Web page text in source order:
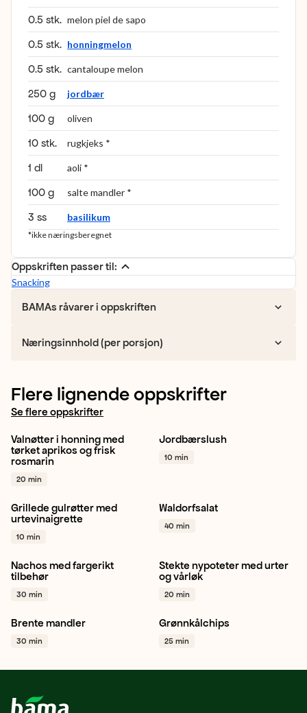
0.5 stk. melon piel de sapo
0.5 stk. honningmelon
0.5 stk. cantaloupe melon
250 g jordbær
100 g oliven
10 stk. rugkjeks *
1 dl aoli *
100 g salte mandler *
3 ss basilikum
*ikke næringsberegnet
Oppskriften passer til:
Snacking
BAMAs råvarer i oppskriften
Næringsinnhold (per porsjon)
Flere lignende oppskrifter
Se flere oppskrifter
Valnøtter
Rosmarin
Snacking
Valnøtter i honning med
tørket aprikos og frisk
rosmarin
20 min
Jordbær Lime
+ 1
Jordbærslush
10 min
Gulrot Appelsin
Grilling
Grillede gulrøtter med
urtevinaigrette
10 min
Eple
Ananas
Stangselleri
Waldorfsalat
40 min
Tomat Chili Rødløk
Nachos med fargerikt
tilbehør
30 min
Potet Vårløk
Sjalottløk
Stekte nypoteter med urter
og vårløk
20 min
Mandler Snacking
+ 1
Brente mandler
30 min
Grønnkål
Snacking
Vegetar / plantebasert
Grønnkålchips
25 min